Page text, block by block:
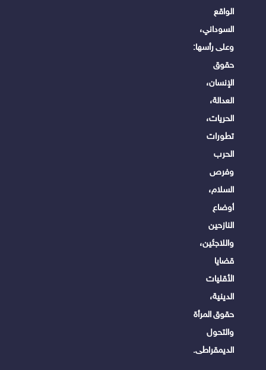
الواقع
السوداني،
وعلى رأسها:
حقوق
الإنسان،
العدالة،
الحريات،
تطورات
الحرب
وفرص
السلام،
أوضاع
النازحين
واللاجئين،
قضايا
الأقليات
الدينية،
حقوق المرأة
والتحول
الديمقراطى.